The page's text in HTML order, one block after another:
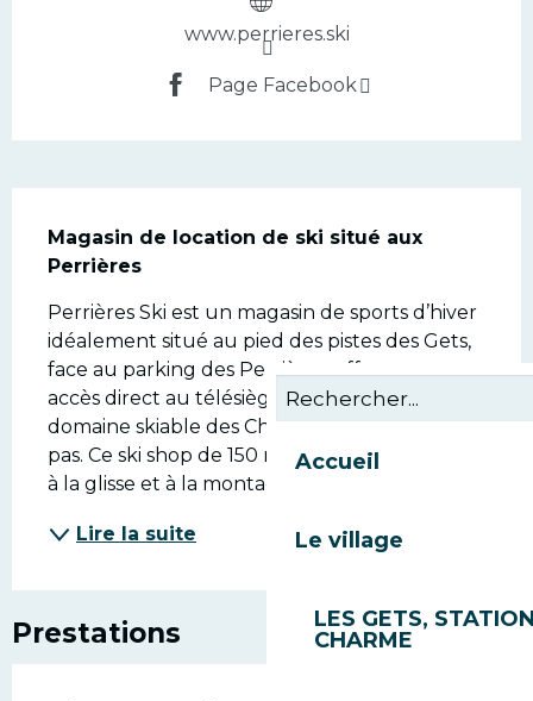
Accueil
Le village
LES GETS,
CHARME
www.perrieres.ski
Page Facebook
Description
Magasin de location de ski situé aux
Perrières
Perrières Ski est un magasin de sports d’hiver
idéalement situé au pied des pistes des Gets,
face au parking des Perrières, offrant un
accès direct au télésiège pour rejoindre le
domaine skiable des Chavannes en quelques
pas. Ce ski shop de 150 m² entièrement dédié
à la glisse et à la montagne...
Lire la suite
Prestations